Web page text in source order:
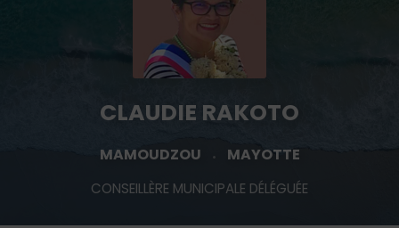
CLAUDIE RAKOTO
MAMOUDZOU MAYOTTE
CONSEILLÈRE MUNICIPALE DÉLÉGUÉE